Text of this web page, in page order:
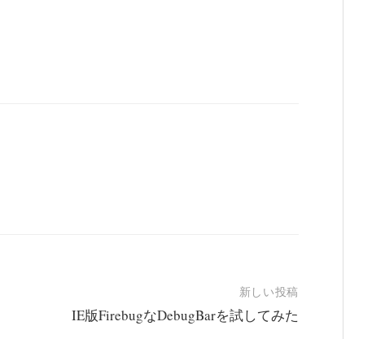
新しい投稿
IE版FirebugなDebugBarを試してみた